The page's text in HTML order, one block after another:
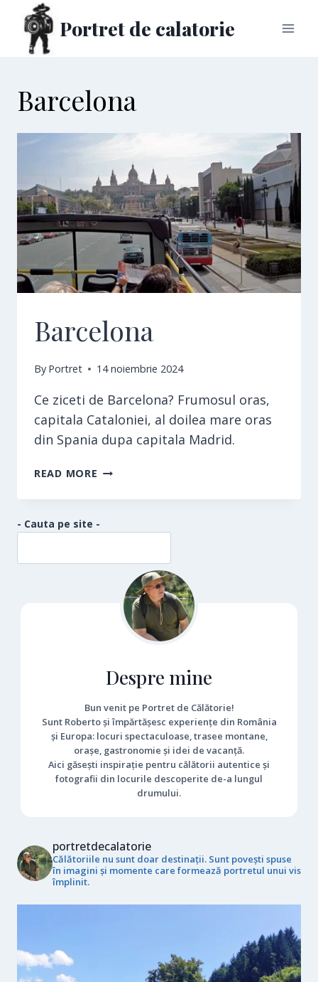
content
Portret de calatorie
Barcelona
Barcelona
By Portret 14 noiembrie 2024
Ce ziceti de Barcelona? Frumosul oras,
capitala Cataloniei, al doilea mare oras
din Spania dupa capitala Madrid.
READ MORE BARCELONA
- Cauta pe site -
Despre mine
Bun venit pe Portret de Călătorie!
Sunt Roberto și împărtășesc experiențe din România
și Europa: locuri spectaculoase, trasee montane,
orașe, gastronomie și idei de vacanță.
Aici găsești inspirație pentru călătorii autentice și
fotografii din locurile descoperite de-a lungul
drumului.
portretdecalatorie
Călătoriile nu sunt doar destinații. Sunt povești spuse
în imagini și momente care formează portretul unui vis
împlinit.